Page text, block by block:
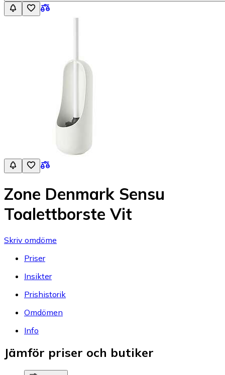
Zone Denmark Sensu
Toalettborste Vit
Skriv omdöme
Priser
Insikter
Prishistorik
Omdömen
Info
Jämför priser och butiker